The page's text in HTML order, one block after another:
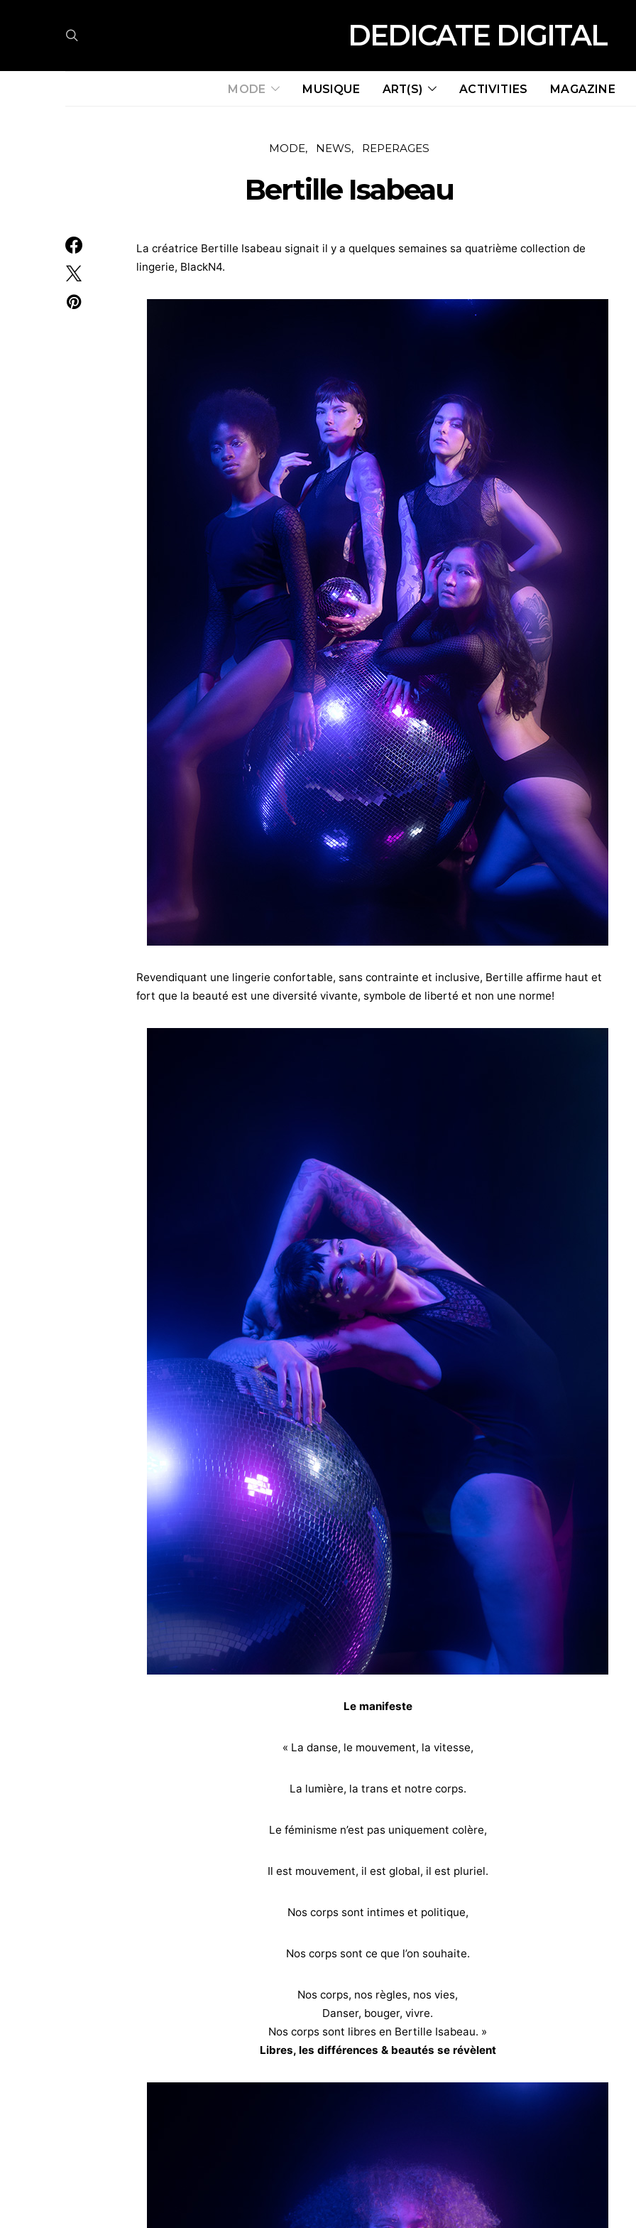
DEDICATE DIGITAL
MODE MUSIQUE ART(S) ACTIVITIES MAGAZINE
MODE NEWS REPERAGES
Bertille Isabeau
La créatrice Bertille Isabeau signait il y a quelques semaines sa quatrième collection de
lingerie, BlackN4.
Revendiquant une lingerie confortable, sans contrainte et inclusive, Bertille affirme haut et
fort que la beauté est une diversité vivante, symbole de liberté et non une norme!
Le manifeste
« La danse, le mouvement, la vitesse,
La lumière, la trans et notre corps.
Le féminisme n’est pas uniquement colère,
Il est mouvement, il est global, il est pluriel.
Nos corps sont intimes et politique,
Nos corps sont ce que l’on souhaite.
Nos corps, nos règles, nos vies,
Danser, bouger, vivre.
Nos corps sont libres en Bertille Isabeau. »
Libres, les différences & beautés se révèlent